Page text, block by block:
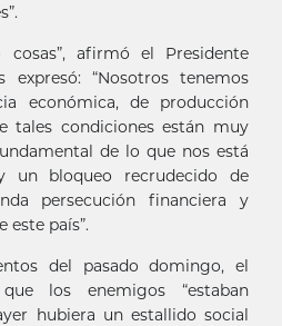
cosas”, afirmó el Presidente
expresó: “Nosotros tenemos
económica, de producción
tales condiciones están muy
de lo que nos está
un bloqueo recrudecido de
persecución financiera y
este país”.
del pasado domingo, el
los enemigos “estaban
hubiera un estallido social